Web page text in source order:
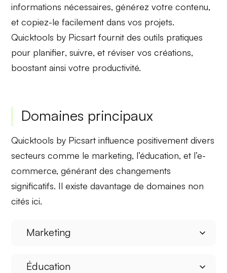
informations nécessaires, générez votre contenu,
et copiez-le facilement dans vos projets.
Quicktools by Picsart fournit des outils pratiques
pour planifier,suivre, et réviser vos créations,
boostant ainsi votre productivité.
Domaines principaux
Quicktools by Picsart influence positivement divers
secteurs comme le marketing, l’éducation, et l’e-
commerce, générant deschangements
significatifs. Il existe davantage de domaines non
cités ici.
Marketing
Éducation